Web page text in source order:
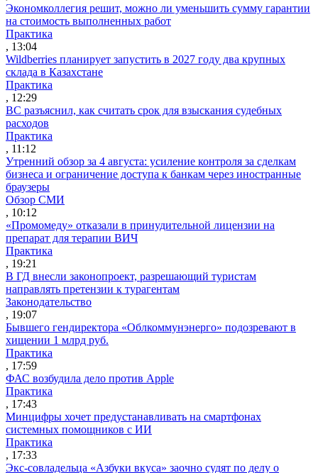
Экономколлегия решит, можно ли уменьшить сумму гарантии
на стоимость выполненных работ
Практика
, 13:04
Wildberries планирует запустить в 2027 году два крупных
склада в Казахстане
Практика
, 12:29
ВС разъяснил, как считать срок для взыскания судебных
расходов
Практика
, 11:12
Утренний обзор за 4 августа: усиление контроля за сделкам
бизнеса и ограничение доступа к банкам через иностранные
браузеры
Обзор СМИ
, 10:12
«Промомеду» отказали в принудительной лицензии на
препарат для терапии ВИЧ
Практика
, 19:21
В ГД внесли законопроект, разрешающий туристам
направлять претензии к турагентам
Законодательство
, 19:07
Бывшего гендиректора «Облкоммунэнерго» подозревают в
хищении 1 млрд руб.
Практика
, 17:59
ФАС возбудила дело против Apple
Практика
, 17:43
Минцифры хочет предустанавливать на смартфонах
системных помощников с ИИ
Практика
, 17:33
Экс-совладельца «Азбуки вкуса» заочно судят по делу о